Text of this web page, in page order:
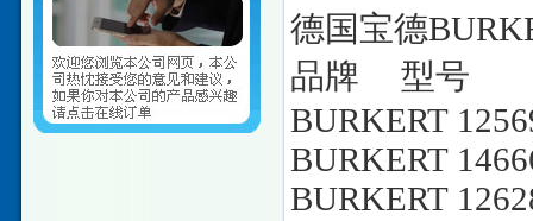
德国宝德
品牌 型号
BURKERT
BURKERT
BURKERT